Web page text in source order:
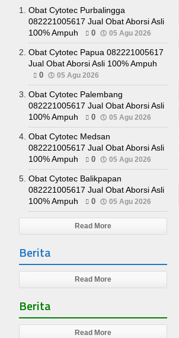
Obat Cytotec Purbalingga
082221005617 Jual Obat Aborsi Asli
100% Ampuh
0 05 Agu 2026
Obat Cytotec Papua 082221005617
Jual Obat Aborsi Asli 100% Ampuh
0 05 Agu 2026
Obat Cytotec Palembang
082221005617 Jual Obat Aborsi Asli
100% Ampuh
0 05 Agu 2026
Obat Cytotec Medsan
082221005617 Jual Obat Aborsi Asli
100% Ampuh
0 05 Agu 2026
Obat Cytotec Balikpapan
082221005617 Jual Obat Aborsi Asli
100% Ampuh
0 05 Agu 2026
Read More
Berita
Read More
Berita
Read More